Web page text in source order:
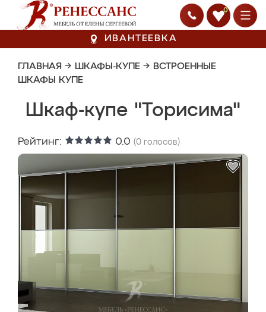
0
ИВАНТЕЕВКА
ГЛАВНАЯ → ШКАФЫ-КУПЕ → ВСТРОЕННЫЕ
ШКАФЫ КУПЕ
Шкаф-купе "Торисима"
Рейтинг: 0.0 (0 голосов)